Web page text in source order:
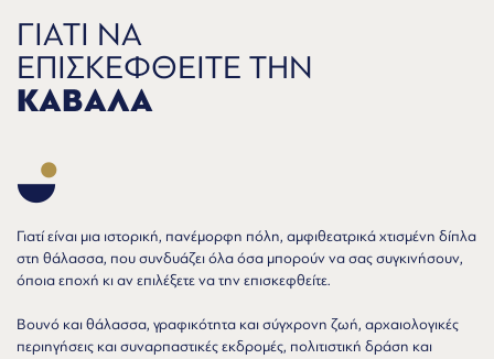
ΓΙΑΤΙ ΝΑ
ΕΠΙΣΚΕΦΘΕΙΤΕ ΤΗΝ
ΚΑΒΑΛΑ
Γιατί είναι μια ιστορική, πανέμορφη πόλη, αμφιθεατρικά χτισμένη δίπλα
στη θάλασσα, που συνδυάζει όλα όσα μπορούν να σας συγκινήσουν,
όποια εποχή κι αν επιλέξετε να την επισκεφθείτε.
Βουνό και θάλασσα, γραφικότητα και σύγχρονη ζωή, αρχαιολογικές
περιηγήσεις και συναρπαστικές εκδρομές, πολιτιστική δράση και